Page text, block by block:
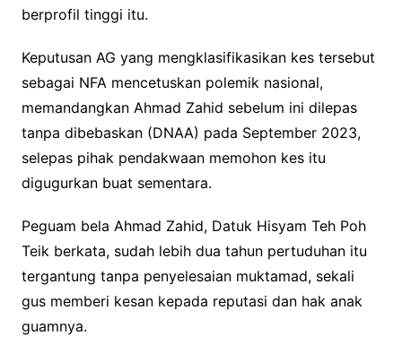
berprofil tinggi itu.
Keputusan AG yang mengklasifikasikan kes tersebut
sebagai NFA mencetuskan polemik nasional,
memandangkan Ahmad Zahid sebelum ini dilepas
tanpa dibebaskan (DNAA) pada September 2023,
selepas pihak pendakwaan memohon kes itu
digugurkan buat sementara.
Peguam bela Ahmad Zahid, Datuk Hisyam Teh Poh
Teik berkata, sudah lebih dua tahun pertuduhan itu
tergantung tanpa penyelesaian muktamad, sekali
gus memberi kesan kepada reputasi dan hak anak
guamnya.